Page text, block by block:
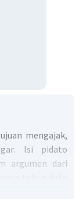
mengajak,
lsi pidato
argumen dari